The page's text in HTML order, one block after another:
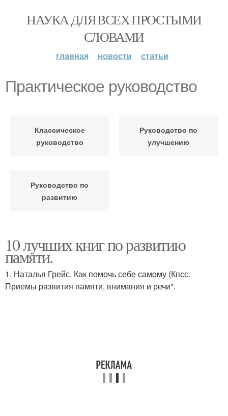
НАУКА ДЛЯ ВСЕХ ПРОСТЫМИ
СЛОВАМИ
главная новости статьи
Практическое руководство
Классическое
руководство
Руководство по
улучшению
Руководство по
развитию
10 лучших книг по развитию
памяти.
1. Наталья Грейс. Как помочь себе самому (Кпсс.
Приемы развития памяти, внимания и речи".